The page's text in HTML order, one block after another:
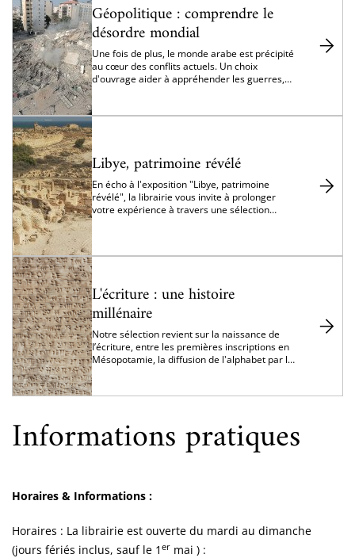
Géopolitique : comprendre le
désordre mondial
Une fois de plus, le monde arabe est précipité
au cœur des conflits actuels. Un choix
d'ouvrage aider à appréhender les guerres,
Libye, patrimoine révélé
En écho à l'exposition "Libye, patrimoine
révélé", la librairie vous invite à prolonger
votre expérience à travers une sélection
L'écriture : une histoire
millénaire
Notre sélection revient sur la naissance de
l’écriture, entre les premières inscriptions en
Mésopotamie, la diffusion de l'alphabet par les
Informations pratiques
Horaires & Informations :
Horaires : La librairie est ouverte du mardi au dimanche
(jours fériés inclus, sauf le 1 er mai ) :